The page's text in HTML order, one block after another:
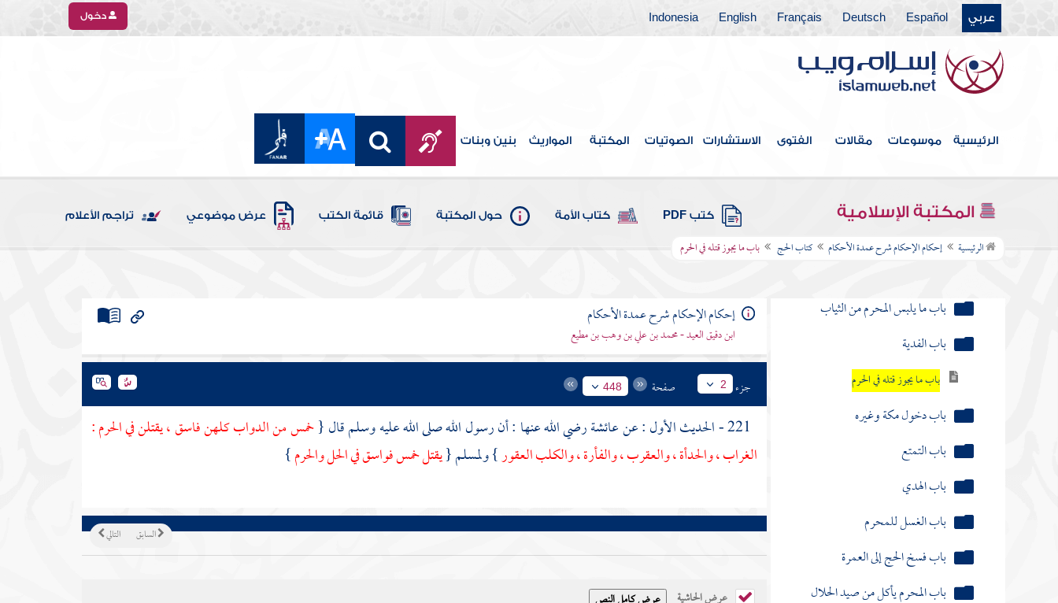
عربي Español
Deutsch
Français
English
Indonesia دخول
الرئيسية موسوعات مقالات الفتوى الاستشارات الصوتيات المكتبة المواريث بنين وبنات
المكتبة الإسلامية كتب PDF كتاب الأمة حول المكتبة قائمة الكتب عرض موضوعي تراجم الأعلام
الرئيسية إحكام الإحكام شرح عمدة الأحكام كتاب الحج باب ما يجوز قتله في الحرم
فهرس الكتاب
كتاب الطهارة
كتاب الصلاة
كتاب الجنائز
كتاب الزكاة
كتاب الصيام
كتاب الحج
باب ما يلبس المحرم من الثياب
باب الفدية
باب ما يجوز قتله في الحرم
باب دخول مكة وغيره
باب التمتع
باب الهدي
باب الغسل للمحرم
باب فسخ الحج إلى العمرة
باب المحرم يأكل من صيد الحلال
إحكام الإحكام شرح عمدة الأحكام
ابن دقيق العيد - محمد بن علي بن وهب بن مطيع
جزء 2 صفحة 448
عائشةرضي الله عنها : أن رسول الله صلى الله عليه وسلم قال {خمس من الدواب كلهن فاسق ، يقتلن فيالحرم:
الغراب ، والحدأة ، والعقرب ، والفأرة ، والكلب العقور}ولمسلم{يقتل خمس فواسق في الحل والحرم}
التالي السابق